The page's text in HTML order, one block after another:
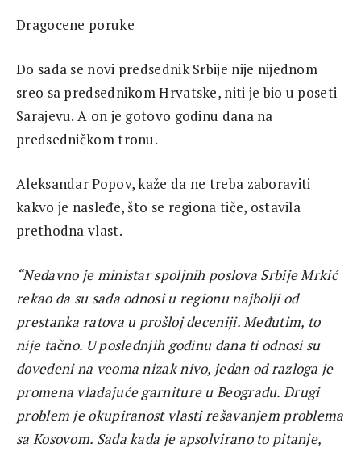
Dragocene poruke
Do sada se novi predsednik Srbije nije nijednom
sreo sa predsednikom Hrvatske, niti je bio u poseti
Sarajevu. A on je gotovo godinu dana na
predsedničkom tronu.
Aleksandar Popov, kaže da ne treba zaboraviti
kakvo je nasleđe, što se regiona tiče, ostavila
prethodna vlast.
“Nedavno je ministar spoljnih poslova Srbije Mrkić
rekao da su sada odnosi u regionu najbolji od
prestanka ratova u prošloj deceniji.Međutim, to
nije tačno. U poslednjih godinu dana ti odnosi su
dovedeni na veoma nizak nivo, jedan od razloga je
promena vladajuće garniture u Beogradu. Drugi
problem je okupiranost vlasti rešavanjem problema
sa Kosovom. Sada kada je apsolvirano to pitanje,